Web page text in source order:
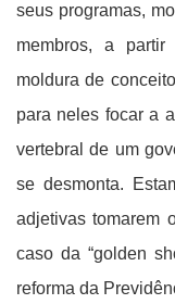
seus programas,
membros, a
moldura de
para neles focar a
vertebral de um
se desmonta.
adjetivas tomarem
caso da “golden
reforma da